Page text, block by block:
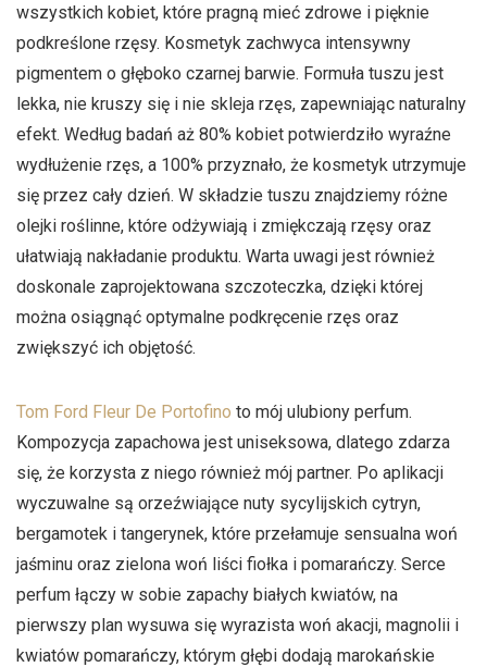
wszystkich kobiet, które pragną mieć zdrowe i pięknie
podkreślone rzęsy. Kosmetyk zachwyca intensywny
pigmentem o głęboko czarnej barwie. Formuła tuszu jest
lekka, nie kruszy się i nie skleja rzęs, zapewniając naturalny
efekt. Według badań aż 80% kobiet potwierdziło wyraźne
wydłużenie rzęs, a 100% przyznało, że kosmetyk utrzymuje
się przez cały dzień. W składzie tuszu znajdziemy różne
olejki roślinne, które odżywiają i zmiękczają rzęsy oraz
ułatwiają nakładanie produktu. Warta uwagi jest również
doskonale zaprojektowana szczoteczka, dzięki której
można osiągnąć optymalne podkręcenie rzęs oraz
zwiększyć ich objętość.
Tom Ford Fleur De Portofino to mój ulubiony perfum.
Kompozycja zapachowa jest uniseksowa, dlatego zdarza
się, że korzysta z niego również mój partner. Po aplikacji
wyczuwalne są orzeźwiające nuty sycylijskich cytryn,
bergamotek i tangerynek, które przełamuje sensualna woń
jaśminu oraz zielona woń liści fiołka i pomarańczy. Serce
perfum łączy w sobie zapachy białych kwiatów, na
pierwszy plan wysuwa się wyrazista woń akacji, magnolii i
kwiatów pomarańczy, którym głębi dodają marokańskie